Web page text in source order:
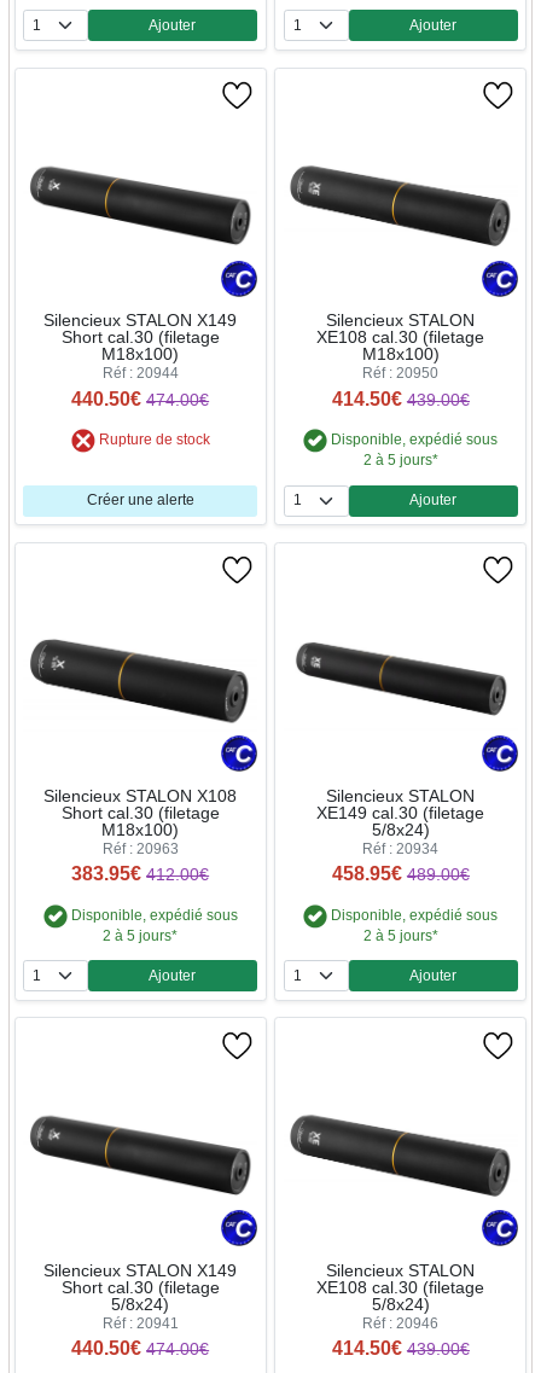
Quantité
Ajouter
Quantité
Ajouter
Silencieux STALON X149
Short cal.30 (filetage
M18x100)
Réf : 20944
440.50€ 474.00€
Rupture de stock
Créer une alerte
Silencieux STALON
XE108 cal.30 (filetage
M18x100)
Réf : 20950
414.50€ 439.00€
Disponible, expédié sous
2 à 5 jours*
Quantité
Ajouter
Silencieux STALON X108
Short cal.30 (filetage
M18x100)
Réf : 20963
383.95€ 412.00€
Disponible, expédié sous
2 à 5 jours*
Quantité
Ajouter
Silencieux STALON
XE149 cal.30 (filetage
5/8x24)
Réf : 20934
458.95€ 489.00€
Disponible, expédié sous
2 à 5 jours*
Quantité
Ajouter
Silencieux STALON X149
Short cal.30 (filetage
5/8x24)
Réf : 20941
440.50€ 474.00€
Silencieux STALON
XE108 cal.30 (filetage
5/8x24)
Réf : 20946
414.50€ 439.00€